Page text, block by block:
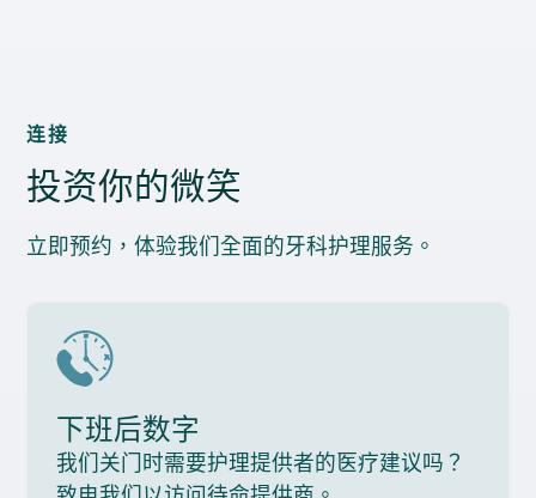
连接
投资你的微笑
立即预约，体验我们全面的牙科护理服务。
下班后数字
我们关门时需要护理提供者的医疗建议吗？